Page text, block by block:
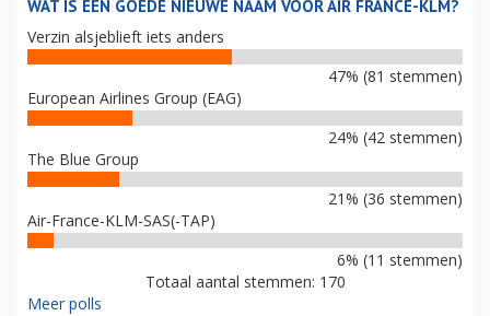
WAT IS EEN GOEDE NIEUWE NAAM VOOR AIR FRANCE-KLM?
Verzin alsjeblieft iets anders
47% (81 stemmen)
European Airlines Group (EAG)
24% (42 stemmen)
The Blue Group
21% (36 stemmen)
Air-France-KLM-SAS(-TAP)
6% (11 stemmen)
Totaal aantal stemmen: 170
Meer polls